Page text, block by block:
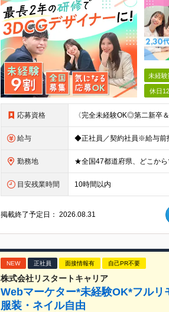
未経験
休日
応募資格
給与
勤務地
目安残業時間 10時間以内
掲載終了予定日：2026.08.31
NEW 正社員 面接情報有 自己PR不要
株式会社リスタートキャリア
Webマーケター*未経験OK*フル
服装・ネイル自由